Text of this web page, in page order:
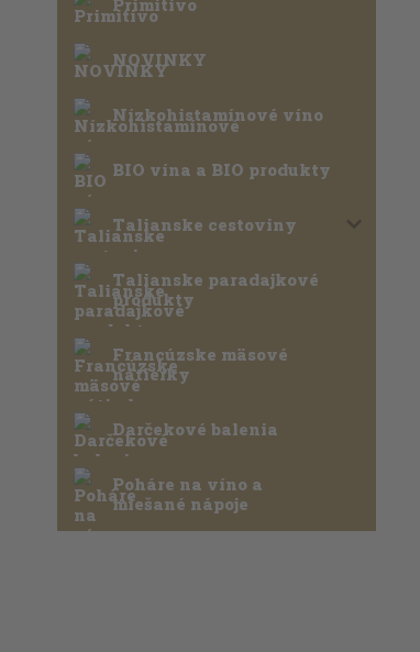
Primitivo
NOVINKY
Nízkohistamínové víno
BIO vína a BIO produkty
Talianske cestoviny
Talianske paradajkové
produkty
Francúzske mäsové
nátierky
Darčekové balenia
Poháre na víno a
miešané nápoje